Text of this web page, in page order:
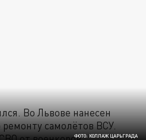
ФОТО: КОЛЛАЖ ЦАРЬГРАДА